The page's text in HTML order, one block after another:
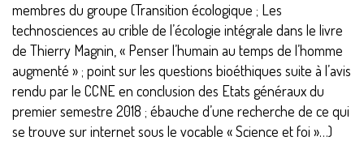
membres du groupe (Transition écologique ; Les
technosciences au crible de l’écologie intégrale dans le livre
de Thierry Magnin, « Penser l’humain au temps de l’homme
augmenté » ; point sur les questions bioéthiques suite à l’avis
rendu par le CCNE en conclusion des Etats généraux du
premier semestre 2018 ; ébauche d’une recherche de ce qui
se trouve sur internet sous le vocable « Science et foi »…)